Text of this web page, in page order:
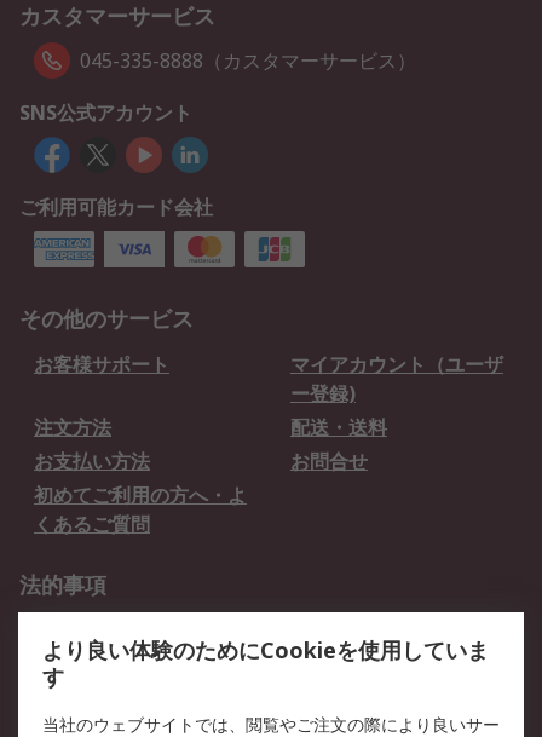
カスタマーサービス
045-335-8888（カスタマーサービス）
SNS公式アカウント
ご利用可能カード会社
その他のサービス
お客様サポート
マイアカウント（ユーザ
ー登録)
注文方法
配送・送料
お支払い方法
お問合せ
初めてご利用の方へ・よ
くあるご質問
法的事項
クッキーポリシー
RSについて
より良い体験のためにCookieを使用していま
す
当社のウェブサイトでは、閲覧やご注文の際により良いサー